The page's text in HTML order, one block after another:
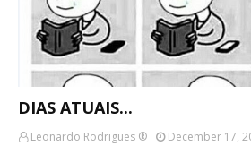
DIAS ATUAIS...
Leonardo Rodrigues ®
December 17,